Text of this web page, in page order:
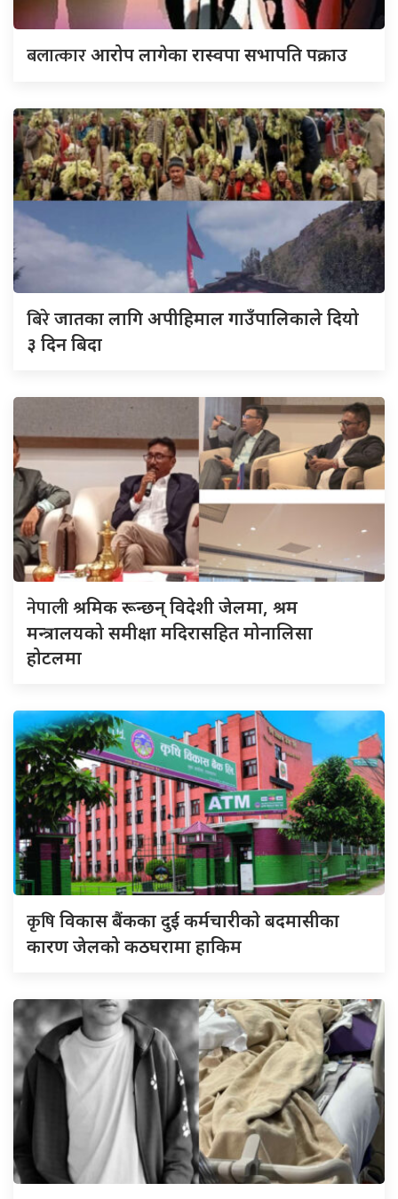
बलात्कारआरोप लागेका रास्वपा सभापति पक्राउ
बिरेजातका लागि अपीहिमाल गाउँपालिकाले दियो
३ दिन बिदा
नेपालीश्रमिक रून्छन् विदेशी जेलमा, श्रम
मन्त्रालयको समीक्षा मदिरासहित मोनालिसा
होटलमा
कृषिविकास बैंकका दुई कर्मचारीकाे बदमासीका
कारण जेलको कठघरामा हाकिम